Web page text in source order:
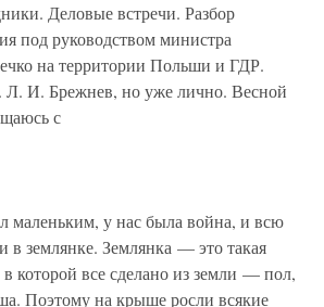
Деловые встречи. Разбор
под руководством министра
на территории Польши и ГДР.
Л. И. Брежнев, но уже лично. Весной
с
маленьким, у нас была война, и всю
землянке. Землянка — это такая
в которой все сделано из земли — пол,
Поэтому на крыше росли всякие